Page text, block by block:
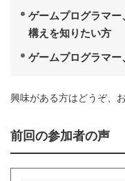
ゲームプログラマ
構えを知りたい方
ゲームプログラマ
興味がある方はどうぞ、
前回の参加者の声